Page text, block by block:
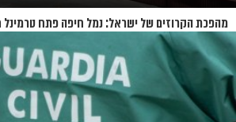
מיליון שקל